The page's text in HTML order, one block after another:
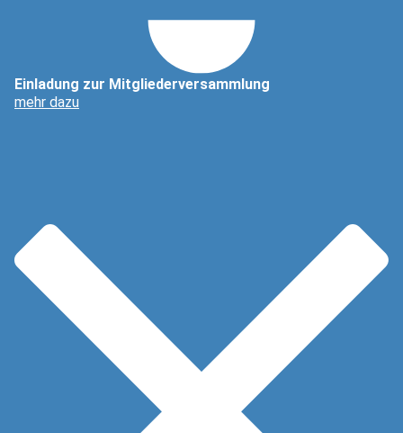
Einladung zur Mitgliederversammlung
mehr dazu